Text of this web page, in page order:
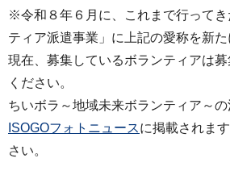
※令和８年６月に、これまで行って
ティア派遣事業」に上記の愛称を新た
現在、募集しているボランティアは
ください。
ちいボラ～地域未来ボランティア～
ISOGOフォトニュースに掲載されま
さい。